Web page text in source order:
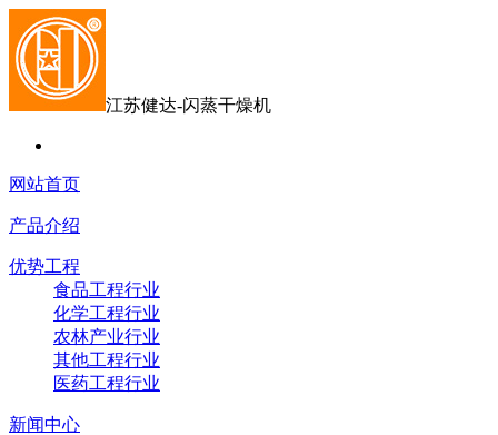
江苏健达-闪蒸干燥机
网站首页
产品介绍
优势工程
食品工程行业
化学工程行业
农林产业行业
其他工程行业
医药工程行业
新闻中心